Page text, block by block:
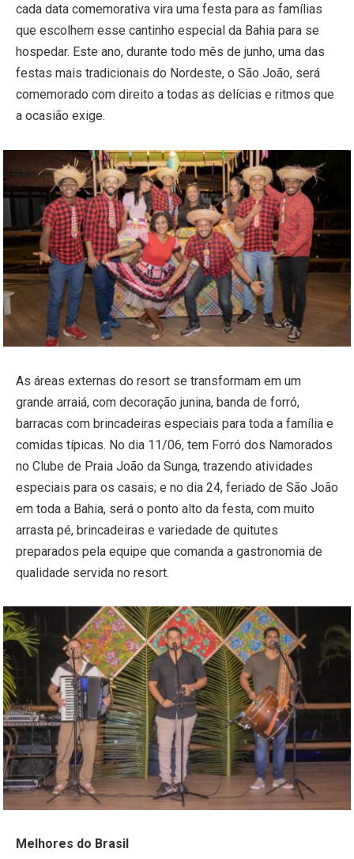
cada data comemorativa vira uma festa para as famílias
que escolhem esse cantinho especial da Bahia para se
hospedar. Este ano, durante todo mês de junho, uma das
festas mais tradicionais do Nordeste, o São João, será
comemorado com direito a todas as delícias e ritmos que
a ocasião exige.
As áreas externas do resort se transformam em um
grande arraiá, com decoração junina, banda de forró,
barracas com brincadeiras especiais para toda a família e
comidas típicas. No dia 11/06, tem Forró dos Namorados
no Clube de Praia João da Sunga, trazendo atividades
especiais para os casais; e no dia 24, feriado de São João
em toda a Bahia, será o ponto alto da festa, com muito
arrasta pé, brincadeiras e variedade de quitutes
preparados pela equipe que comanda a gastronomia de
qualidade servida no resort.
Melhores do Brasil